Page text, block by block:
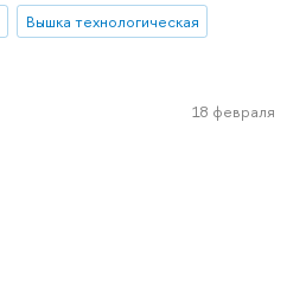
Вышка технологическая
18 февраля